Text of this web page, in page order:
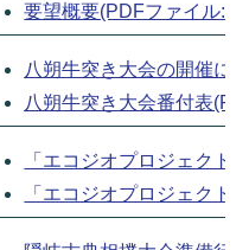
要望概要(PDFファイル
八朔牛突き大会の開催に
八朔牛突き大会番付表
「エコジオプロジェクト
「エコジオプロジェクト